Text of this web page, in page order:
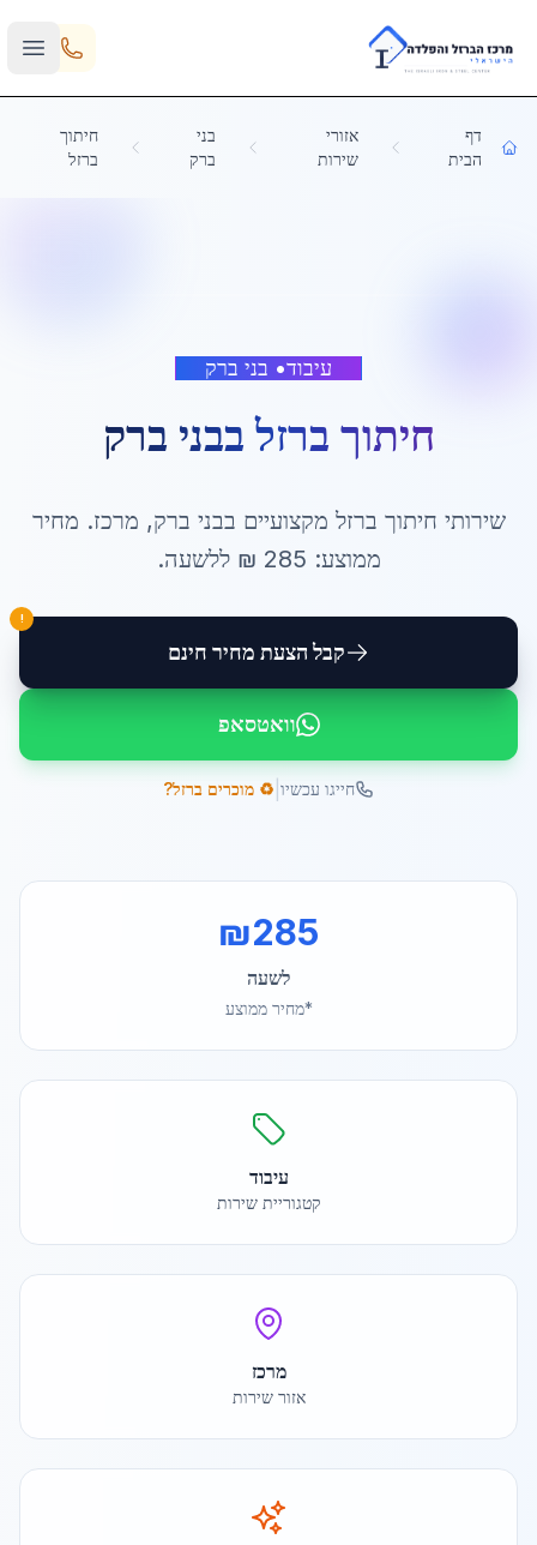
Skip to main content
דף
הבית
אזורי
שירות
בני
ברק
חיתוך
ברזל
עיבוד• בני ברק
חיתוך ברזלבבני ברק
שירותי חיתוך ברזל מקצועיים בבני ברק, מרכז. מחיר
ממוצע: 285 ₪ ללשעה.
קבל הצעת מחיר חינם
!
וואטסאפ
חייגו עכשיו ♻️ מוכרים ברזל?
₪285
לשעה
*מחיר ממוצע
עיבוד
קטגוריית שירות
מרכז
אזור שירות